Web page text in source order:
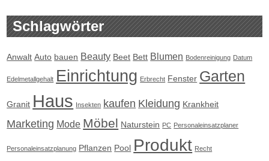
Schlagwörter
Anwalt Auto bauen Beauty Beet Bett Blumen Bodenreinigung Datum
Edelmetallgehalt Einrichtung Erbrecht Fenster Garten
Granit Haus Insekten kaufen Kleidung Krankheit
Marketing Mode Möbel Naturstein PC Personaleinsatzplaner
Personaleinsatzplanung Pflanzen Pool Produkt Recht